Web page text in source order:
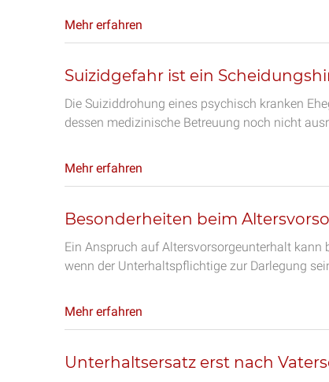
Mehr erfahren
Suizidgefahr ist ein
Die Suiziddrohung eines psychisch kranken
dessen medizinische Betreuung noch nicht
Mehr erfahren
Besonderheiten beim
Ein Anspruch auf Altersvorsorgeunterhalt
wenn der Unterhaltspflichtige zur Darlegung
Mehr erfahren
Unterhaltsersatz erst nach